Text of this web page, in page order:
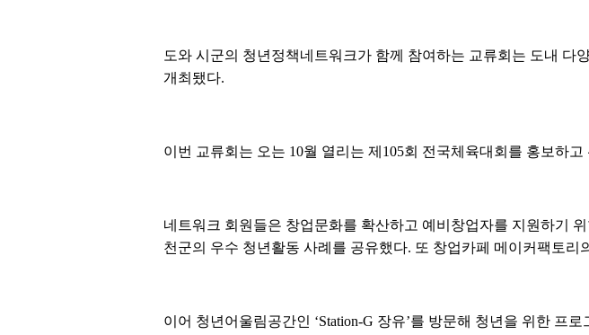
도와 시군의 청년정책네트워크가 함께 참여하는 교류회는 도내 다
개최됐다.
이번 교류회는 오는 10월 열리는 제105회 전국체육대회를 홍보하
네트워크 회원들은 창업문화를 확산하고 예비창업자를 지원하기
천군의 우수 청년활동 사례를 공유했다. 또 창업카페 메이커팩토
이어 청년어울림공간인 ‘Station-G 장유’를 방문해 청년을 위한 프